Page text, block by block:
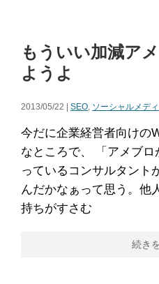
もういい加減ア
ようよ
2013/05/22 | SEO, ソーシャルメデ
今だに企業経営者向けの
なところで、 「アメブ
っているコンサルタント
んだかなぁって思う。他
持ちがすさむ
続き